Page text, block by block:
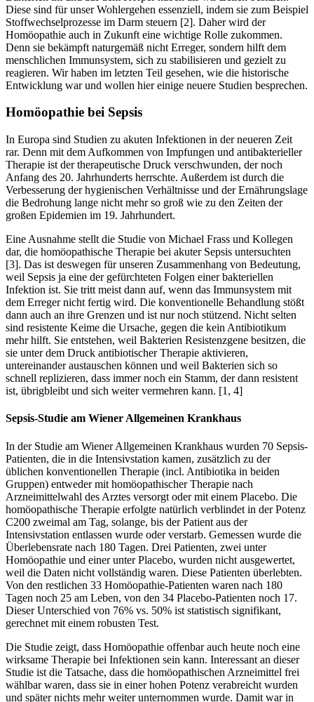
Diese sind für unser Wohlergehen essenziell, indem sie zum Beispiel
Stoffwechselprozesse im Darm steuern [2]. Daher wird der
Homöopathie auch in Zukunft eine wichtige Rolle zukommen.
Denn sie bekämpft naturgemäß nicht Erreger, sondern hilft dem
menschlichen Immunsystem, sich zu stabilisieren und gezielt zu
reagieren. Wir haben im letzten Teil gesehen, wie die historische
Entwicklung war und wollen hier einige neuere Studien besprechen.
Homöopathie bei Sepsis
In Europa sind Studien zu akuten Infektionen in der neueren Zeit
rar. Denn mit dem Aufkommen von Impfungen und antibakterieller
Therapie ist der therapeutische Druck verschwunden, der noch
Anfang des 20. Jahrhunderts herrschte. Außerdem ist durch die
Verbesserung der hygienischen Verhältnisse und der Ernährungslage
die Bedrohung lange nicht mehr so groß wie zu den Zeiten der
großen Epidemien im 19. Jahrhundert.
Eine Ausnahme stellt die Studie von Michael Frass und Kollegen
dar, die homöopathische Therapie bei akuter Sepsis untersuchten
[3]. Das ist deswegen für unseren Zusammenhang von Bedeutung,
weil Sepsis ja eine der gefürchteten Folgen einer bakteriellen
Infektion ist. Sie tritt meist dann auf, wenn das Immunsystem mit
dem Erreger nicht fertig wird. Die konventionelle Behandlung stößt
dann auch an ihre Grenzen und ist nur noch stützend. Nicht selten
sind resistente Keime die Ursache, gegen die kein Antibiotikum
mehr hilft. Sie entstehen, weil Bakterien Resistenzgene besitzen, die
sie unter dem Druck antibiotischer Therapie aktivieren,
untereinander austauschen können und weil Bakterien sich so
schnell replizieren, dass immer noch ein Stamm, der dann resistent
ist, übrigbleibt und sich weiter vermehren kann. [1, 4]
Sepsis-Studie am Wiener Allgemeinen Krankhaus
In der Studie am Wiener Allgemeinen Krankhaus wurden 70 Sepsis-
Patienten, die in die Intensivstation kamen, zusätzlich zu der
üblichen konventionellen Therapie (incl. Antibiotika in beiden
Gruppen) entweder mit homöopathischer Therapie nach
Arzneimittelwahl des Arztes versorgt oder mit einem Placebo. Die
homöopathische Therapie erfolgte natürlich verblindet in der Potenz
C200 zweimal am Tag, solange, bis der Patient aus der
Intensivstation entlassen wurde oder verstarb. Gemessen wurde die
Überlebensrate nach 180 Tagen. Drei Patienten, zwei unter
Homöopathie und einer unter Placebo, wurden nicht ausgewertet,
weil die Daten nicht vollständig waren. Diese Patienten überlebten.
Von den restlichen 33 Homöopathie-Patienten waren nach 180
Tagen noch 25 am Leben, von den 34 Placebo-Patienten noch 17.
Dieser Unterschied von 76% vs. 50% ist statistisch signifikant,
gerechnet mit einem robusten Test.
Die Studie zeigt, dass Homöopathie offenbar auch heute noch eine
wirksame Therapie bei Infektionen sein kann. Interessant an dieser
Studie ist die Tatsache, dass die homöopathischen Arzneimittel frei
wählbar waren, dass sie in einer hohen Potenz verabreicht wurden
und später nichts mehr weiter unternommen wurde. Damit war in